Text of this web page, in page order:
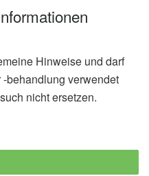
Hinweise und darf
behandlung verwendet
nicht ersetzen.